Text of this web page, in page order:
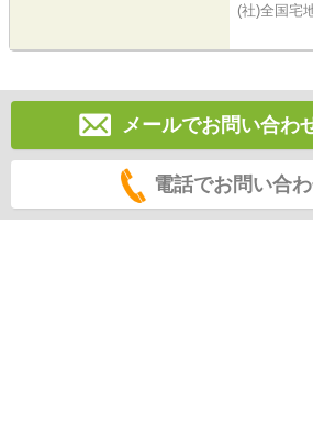
(社)全国宅
メールでお問い合わ
電話でお問い合